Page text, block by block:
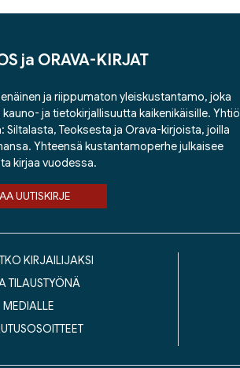
ja ORAVA-KIRJAT
ja riippumaton yleiskustantamo, joka
ja tietokirjallisuutta kaikenikäisille. Yhtiö
Teoksesta ja Orava-kirjoista, joilla
Yhteensä kustantamoperhe julkaisee
kirjaa vuodessa.
UUTISKIRJE
KIRJAILIJAKSI
TILAUSTYÖNÄ
MEDIALLE